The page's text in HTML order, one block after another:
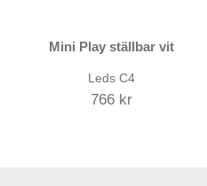
Mini Play ställbar vit
Leds C4
766 kr